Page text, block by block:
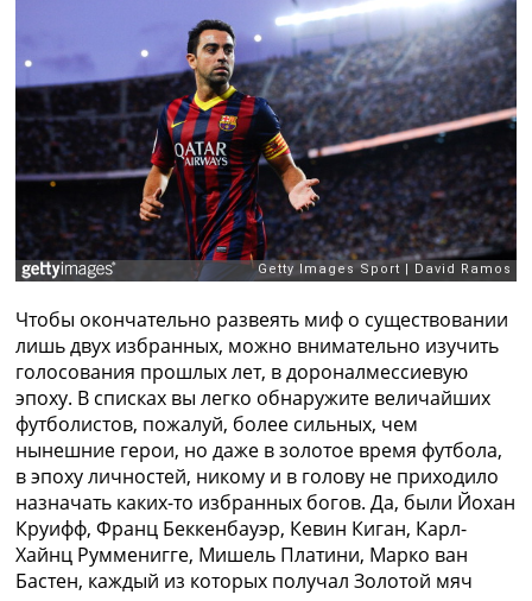
Чтобы окончательно развеять миф о существовании
лишь двух избранных, можно внимательно изучить
голосования прошлых лет, в дороналмессиевую
эпоху. В списках вы легко обнаружите величайших
футболистов, пожалуй, более сильных, чем
нынешние герои, но даже в золотое время футбола,
в эпоху личностей, никому и в голову не приходило
назначать каких-то избранных богов. Да, были Йохан
Круифф, Франц Беккенбауэр, Кевин Киган, Карл-
Хайнц Румменигге, Мишель Платини, Марко ван
Бастен, каждый из которых получал Золотой мяч